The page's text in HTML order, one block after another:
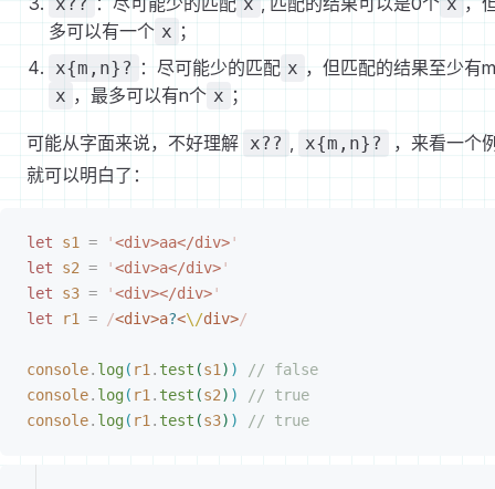
多可以有一个 x ；
x{m,n}? ：尽可能少的匹配 x ，但匹配的结果至少有
x ，最多可以有n个 x ；
可能从字面来说，不好理解 x?? , x{m,n}?
，来看一个
就可以明白了：
let s1 = '<div>aa</div>'
let s2 = '<div>a</div>'
let s3 = '<div></div>'
let r1 = /<div>a?<\/div>/
console. log( r1 . test (s1 ) )
// false
console. log( r1 . test (s2) )
// true
console. log( r1 . test (s3) ) // true